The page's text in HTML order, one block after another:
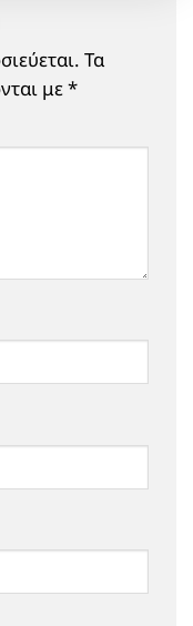
Τα
με*